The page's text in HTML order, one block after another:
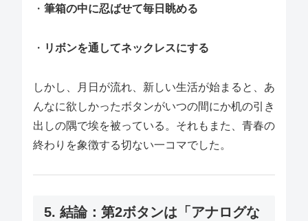
・ 筆箱の中に忍ばせて毎日眺める
・ リボンを通してネックレスにする
しかし、月日が流れ、新しい生活が始まると、あ
んなに欲しかったボタンがいつの間にか机の引き
出しの隅で埃を被っている。それもまた、青春の
終わりを象徴する切ない一コマでした。
5. 結論：第2ボタンは「アナログな